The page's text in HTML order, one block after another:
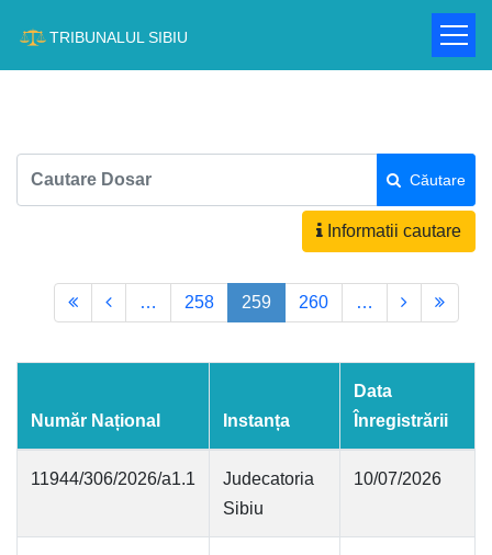
TRIBUNALUL SIBIU
Căutare
Informatii cautare
… 258 259 260 …
Număr Național Instanța
Data
Înregistrării
11944/306/2026/a1.1
Judecatoria
Sibiu
10/07/2026